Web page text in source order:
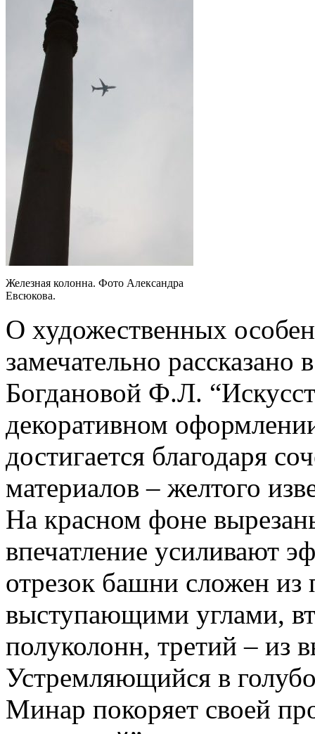
Железная колонна. Фото Александра
Евсюкова.
О художественных
замечательно
Богдановой Ф.Л.
декоративном
достигается благодаря
материалов – желтого
На красном фоне
впечатление усиливают
отрезок башни сложен
выступающими углами,
полуколонн, третий – из
Устремляющийся в
Минар покоряет своей